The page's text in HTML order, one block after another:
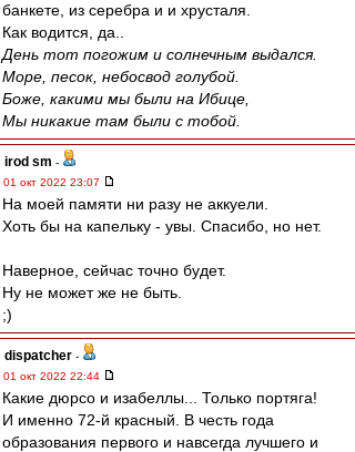
банкете, из серебра и и хрусталя.
Как водится, да..
День тот погожим и солнечным выдался.
Море, песок, небосвод голубой.
Боже, какими мы были на Ибице,
Мы никакие там были с тобой.
irod sm -
01 окт 2022 23:07
На моей памяти ни разу не аккуели.
Хоть бы на капельку - увы. Спасибо, но нет.
Наверное, сейчас точно будет.
Ну не может же не быть.
;)
dispatcher -
01 окт 2022 22:44
Какие дюрсо и изабеллы... Только портяга!
И именно 72-й красный. В честь года
образования первого и навсегда лучшего и